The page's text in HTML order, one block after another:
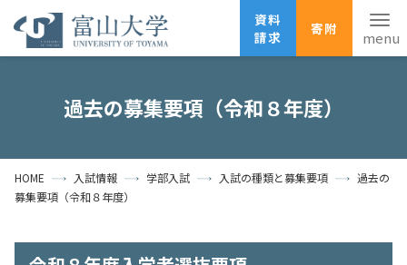
資料
請求
寄附
資料請求
寄附
広報刊行物
受験生の方 地域・一般の方 企業・研究者の方
過去の募集要項（令和８年度）
HOME 入試情報 学部入試 入試の種類と募集要項
過去の
募集要項（令和８年度）